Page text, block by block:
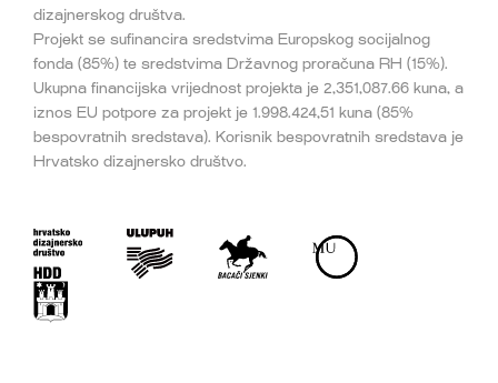
dizajnerskog društva.
Projekt se sufinancira sredstvima Europskog socijalnog
fonda (85%) te sredstvima Državnog proračuna RH (15%).
Ukupna financijska vrijednost projekta je 2,351,087.66 kuna, a
iznos EU potpore za projekt je 1.998.424,51 kuna (85%
bespovratnih sredstava). Korisnik bespovratnih sredstava je
Hrvatsko dizajnersko društvo.